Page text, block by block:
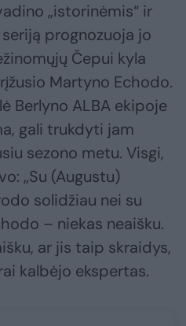
„istorinėmis“ ir
prognozuoja jo
Čepui kyla
Martyno Echodo.
Berlyno ALBA ekipoje
gali trukdyti jam
sezono metu. Visgi,
„Su (Augustu)
solidžiau nei su
– niekas neaišku.
ar jis taip skraidys,
kalbėjo ekspertas.